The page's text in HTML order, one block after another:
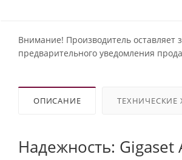
Внимание! Производитель оставляет
предварительного уведомления
ОПИСАНИЕ ТЕХНИЧЕСКИЕ
Надежность: Gigaset